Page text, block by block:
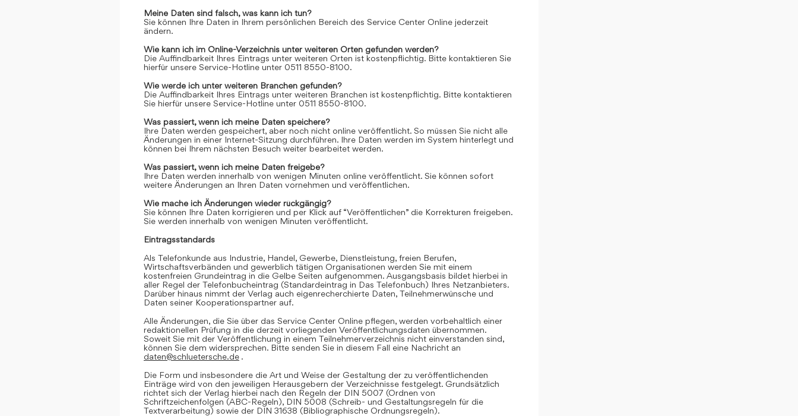
Meine Daten sind falsch, was kann ich tun?
Sie können Ihre Daten in Ihrem persönlichen Bereich des Service Center Online jederzeit
ändern.
Wie kann ich im Online-Verzeichnis unter weiteren Orten gefunden werden?
Die Auffindbarkeit Ihres Eintrags unter weiteren Orten ist kostenpflichtig. Bitte kontaktieren Sie
hierfür unsere Service-Hotline unter 0511 8550-8100.
Wie werde ich unter weiteren Branchen gefunden?
Die Auffindbarkeit Ihres Eintrags unter weiteren Branchen ist kostenpflichtig. Bitte kontaktieren
Sie hierfür unsere Service-Hotline unter 0511 8550-8100.
Was passiert, wenn ich meine Daten speichere?
Ihre Daten werden gespeichert, aber noch nicht online veröffentlicht. So müssen Sie nicht alle
Änderungen in einer Internet-Sitzung durchführen. Ihre Daten werden im System hinterlegt und
können bei Ihrem nächsten Besuch weiter bearbeitet werden.
Was passiert, wenn ich meine Daten freigebe?
Ihre Daten werden innerhalb von wenigen Minuten online veröffentlicht. Sie können sofort
weitere Änderungen an Ihren Daten vornehmen und veröffentlichen.
Wie mache ich Änderungen wieder rückgängig?
Sie können Ihre Daten korrigieren und per Klick auf “Veröffentlichen” die Korrekturen freigeben.
Sie werden innerhalb von wenigen Minuten veröffentlicht.
Eintragsstandards
Als Telefonkunde aus Industrie, Handel, Gewerbe, Dienstleistung, freien Berufen,
Wirtschaftsverbänden und gewerblich tätigen Organisationen werden Sie mit einem
kostenfreien Grundeintrag in die Gelbe Seiten aufgenommen. Ausgangsbasis bildet hierbei in
aller Regel der Telefonbucheintrag (Standardeintrag in Das Telefonbuch) Ihres Netzanbieters.
Darüber hinaus nimmt der Verlag auch eigenrecherchierte Daten, Teilnehmerwünsche und
Daten seiner Kooperationspartner auf.
Alle Änderungen, die Sie über das Service Center Online pflegen, werden vorbehaltlich einer
redaktionellen Prüfung in die derzeit vorliegenden Veröffentlichungsdaten übernommen.
Soweit Sie mit der Veröffentlichung in einem Teilnehmerverzeichnis nicht einverstanden sind,
können Sie dem widersprechen. Bitte senden Sie in diesem Fall eine Nachricht an
daten@schluetersche.de .
Die Form und insbesondere die Art und Weise der Gestaltung der zu veröffentlichenden
Einträge wird von den jeweiligen Herausgebern der Verzeichnisse festgelegt. Grundsätzlich
richtet sich der Verlag hierbei nach den Regeln der DIN 5007 (Ordnen von
Schriftzeichenfolgen (ABC-Regeln), DIN 5008 (Schreib- und Gestaltungsregeln für die
Textverarbeitung) sowie der DIN 31638 (Bibliographische Ordnungsregeln).